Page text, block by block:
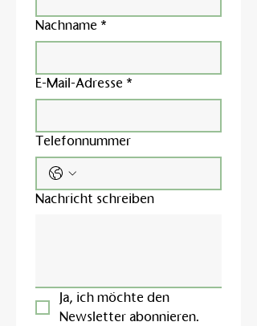
Nachname *
E-Mail-Adresse *
Telefonnummer
Nachricht schreiben
Ja, ich möchte den
Newsletter abonnieren.